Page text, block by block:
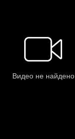
Видео не найдено